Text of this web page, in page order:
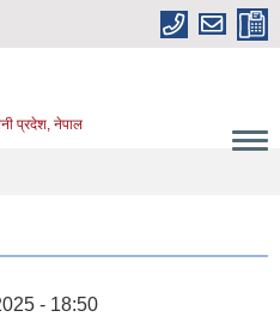
प्रदेश, नेपाल
- 18:50